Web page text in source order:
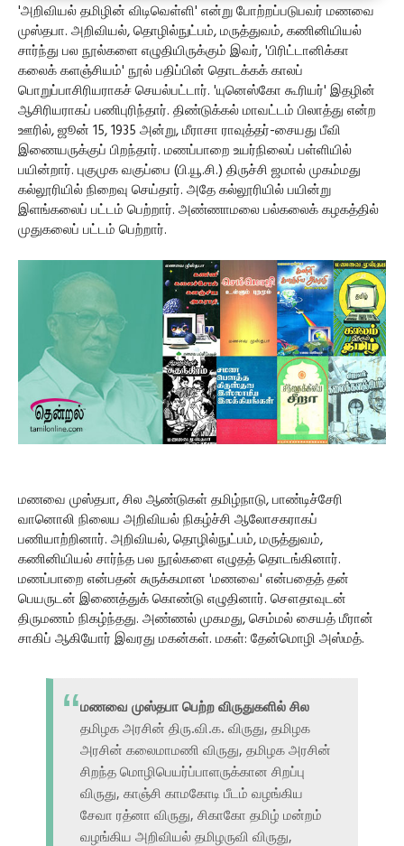
'அறிவியல் தமிழின் விடிவெள்ளி' என்று போற்றப்படுபவர் மணவை
முஸ்தபா. அறிவியல், தொழில்நுட்பம், மருத்துவம், கணினியியல்
சார்ந்து பல நூல்களை எழுதியிருக்கும் இவர், 'பிரிட்டானிக்கா
கலைக் களஞ்சியம்' நூல் பதிப்பின் தொடக்கக் காலப்
பொறுப்பாசிரியராகச் செயல்பட்டார். 'யுனெஸ்கோ கூரியர்' இதழின்
ஆசிரியராகப் பணிபுரிந்தார். திண்டுக்கல் மாவட்டம் பிலாத்து என்ற
ஊரில், ஜூன் 15, 1935 அன்று, மீராசா ராவுத்தர்-சையது பீவி
இணையருக்குப் பிறந்தார். மணப்பாறை உயர்நிலைப் பள்ளியில்
பயின்றார். புகுமுக வகுப்பை (பி.யூ.சி.) திருச்சி ஜமால் முகம்மது
கல்லூரியில் நிறைவு செய்தார். அதே கல்லூரியில் பயின்று
இளங்கலைப் பட்டம் பெற்றார். அண்ணாமலை பல்கலைக் கழகத்தில்
முதுகலைப் பட்டம் பெற்றார்.
மணவை முஸ்தபா, சில ஆண்டுகள் தமிழ்நாடு, பாண்டிச்சேரி
வானொலி நிலைய அறிவியல் நிகழ்ச்சி ஆலோசகராகப்
பணியாற்றினார். அறிவியல், தொழில்நுட்பம், மருத்துவம்,
கணினியியல் சார்ந்த பல நூல்களை எழுதத் தொடங்கினார்.
மணப்பாறை என்பதன் சுருக்கமான 'மணவை' என்பதைத் தன்
பெயருடன் இணைத்துக் கொண்டு எழுதினார். சௌதாவுடன்
திருமணம் நிகழ்ந்தது. அண்ணல் முகமது, செம்மல் சையத் மீரான்
சாகிப் ஆகியோர் இவரது மகன்கள். மகள்: தேன்மொழி அஸ்மத்.
மணவை முஸ்தபா பெற்ற விருதுகளில் சில
தமிழக அரசின் திரு.வி.க. விருது, தமிழக
அரசின் கலைமாமணி விருது, தமிழக அரசின்
சிறந்த மொழிபெயர்ப்பாளருக்கான சிறப்பு
விருது, காஞ்சி காமகோடி பீடம் வழங்கிய
சேவா ரத்னா விருது, சிகாகோ தமிழ் மன்றம்
வழங்கிய அறிவியல் தமிழருவி விருது,